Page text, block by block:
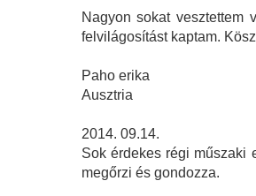
Nagyon sokat vesztettem
felvilágosítást kaptam.
Paho erika
Ausztria
2014. 09.14.
Sok érdekes régi műszaki
megőrzi és gondozza.